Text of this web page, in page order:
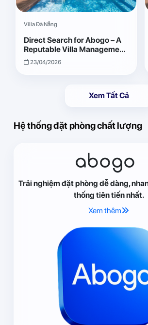
Villa Đà Nẵng
Direct Search for Abogo – A
Reputable Villa Management
Brand with Transparent and
Effective Operations
23/04/2026
Xem Tất Cả
Hệ thống đặt phòng chất lượng
abogo
Trải nghiệm đặt phòng dễ dàng,
thống tiên tiến nhất.
Xem thêm